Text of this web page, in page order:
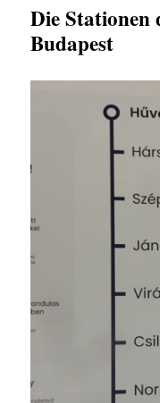
Die Stationen
Budapest